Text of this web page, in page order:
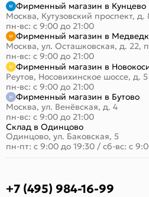
Фирменный магазин в Кунцево
Москва, Кутузовский проспект, д.
пн-вс: с 9:00 до 21:00
Фирменный магазин в
Москва, ул. Осташковская, д. 22,
пн-вс: с 9:00 до 21:00
Фирменный магазин в
Реутов, Носовихинское шоссе, д. 5
пн-вс: с 9:00 до 21:00
Фирменный магазин в Бутово
Москва, ул. Венёвская, д. 4
пн-вс: с 9:00 до 21:00
Склад в Одинцово
Одинцово, ул. Баковская, 5
пн-пт: с 9:00 до 19:30 / сб-вс: с
+7 (495) 984-16-99